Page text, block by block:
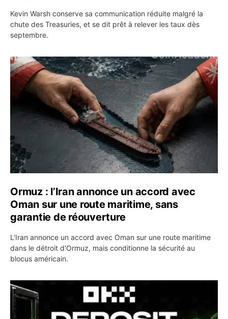
Kevin Warsh conserve sa communication réduite malgré la
chute des Treasuries, et se dit prêt à relever les taux dès
septembre.
Ormuz : l’Iran annonce un accord avec Oman sur une
Ormuz : l’Iran annonce un accord avec
Oman sur une route maritime, sans
garantie de réouverture
L'Iran annonce un accord avec Oman sur une route maritime
dans le détroit d'Ormuz, mais conditionne la sécurité au
blocus américain.
OKX relance une campagne Deposit Bonus : jusqu’à 5